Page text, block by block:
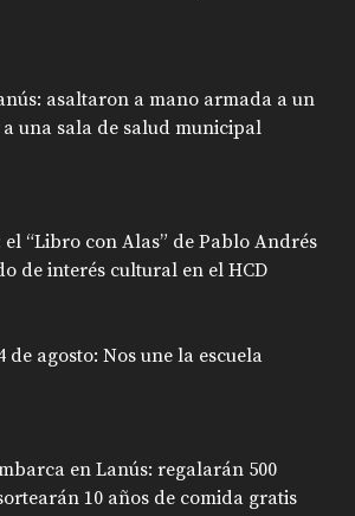
asaltaron a mano armada a un
una sala de salud municipal
“Libro con Alas” de Pablo Andrés
de interés cultural en el HCD
de agosto: Nos une la escuela
en Lanús: regalarán 500
10 años de comida gratis